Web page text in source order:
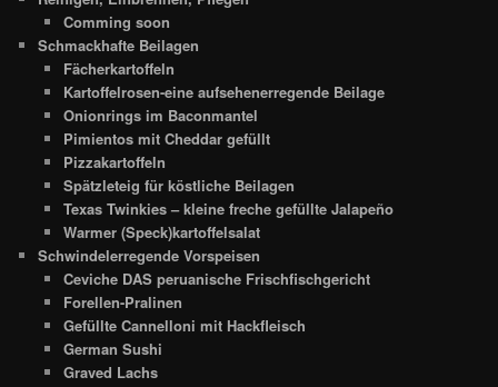
Comming soon
Schmackhafte Beilagen
Fächerkartoffeln
Kartoffelrosen-eine aufsehenerregende Beilage
Onionrings im Baconmantel
Pimientos mit Cheddar gefüllt
Pizzakartoffeln
Spätzleteig für köstliche Beilagen
Texas Twinkies – kleine freche gefüllte Jalapeño
Warmer (Speck)kartoffelsalat
Schwindelerregende Vorspeisen
Ceviche DAS peruanische Frischfischgericht
Forellen-Pralinen
Gefüllte Cannelloni mit Hackfleisch
German Sushi
Graved Lachs